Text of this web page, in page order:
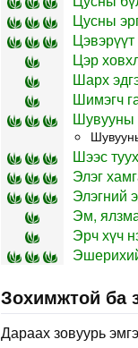
Цусны
Цэр
Шарх
Шимэгч
Шувууны
Шээс туух
Элэг
Элэгний
Эм,
Эрч хүч
Зохимжтой ба
Дараах зовуурь